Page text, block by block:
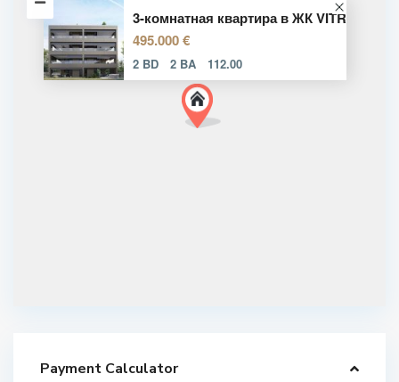
3-комнатная квартира в ЖК VITR
495.000 €
2 BD 2 BA 112.00
Payment Calculator